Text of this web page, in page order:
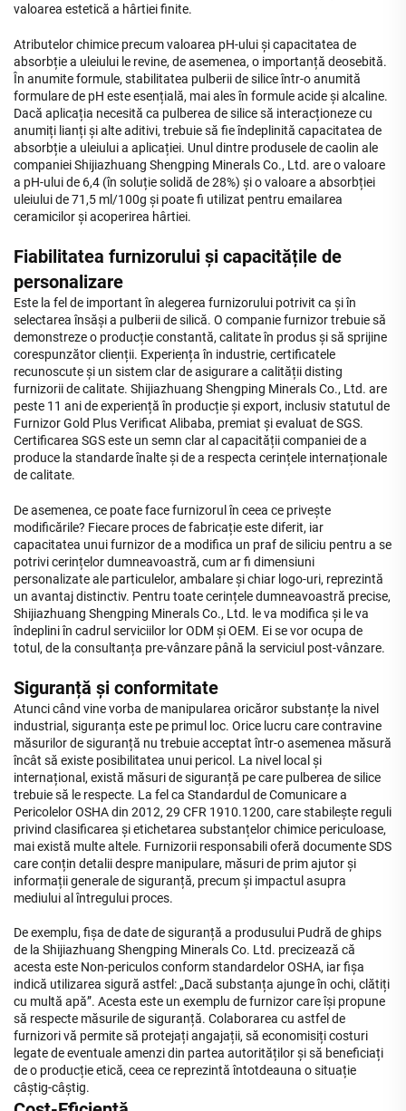
valoarea estetică a hârtiei finite.
Atributelor chimice precum valoarea pH-ului și capacitatea de
absorbție a uleiului le revine, de asemenea, o importanță deosebită.
În anumite formule, stabilitatea pulberii de silice într-o anumită
formulare de pH este esențială, mai ales în formule acide și alcaline.
Dacă aplicația necesită ca pulberea de silice să interacționeze cu
anumiți lianți și alte aditivi, trebuie să fie îndeplinită capacitatea de
absorbție a uleiului a aplicației. Unul dintre produsele de caolin ale
companiei Shijiazhuang Shengping Minerals Co., Ltd. are o valoare
a pH-ului de 6,4 (în soluție solidă de 28%) și o valoare a absorbției
uleiului de 71,5 ml/100g și poate fi utilizat pentru emailarea
ceramicilor și acoperirea hârtiei.
Fiabilitatea furnizorului și capacitățile de
personalizare
Este la fel de important în alegerea furnizorului potrivit ca și în
selectarea însăși a pulberii de silică. O companie furnizor trebuie să
demonstreze o producție constantă, calitate în produs și să sprijine
corespunzător clienții. Experiența în industrie, certificatele
recunoscute și un sistem clar de asigurare a calității disting
furnizorii de calitate. Shijiazhuang Shengping Minerals Co., Ltd. are
peste 11 ani de experiență în producție și export, inclusiv statutul de
Furnizor Gold Plus Verificat Alibaba, premiat și evaluat de SGS.
Certificarea SGS este un semn clar al capacității companiei de a
produce la standarde înalte și de a respecta cerințele internaționale
de calitate.
De asemenea, ce poate face furnizorul în ceea ce privește
modificările? Fiecare proces de fabricație este diferit, iar
capacitatea unui furnizor de a modifica un praf de siliciu pentru a se
potrivi cerințelor dumneavoastră, cum ar fi dimensiuni
personalizate ale particulelor, ambalare și chiar logo-uri, reprezintă
un avantaj distinctiv. Pentru toate cerințele dumneavoastră precise,
Shijiazhuang Shengping Minerals Co., Ltd. le va modifica și le va
îndeplini în cadrul serviciilor lor ODM și OEM. Ei se vor ocupa de
totul, de la consultanța pre-vânzare până la serviciul post-vânzare.
Siguranță și conformitate
Atunci când vine vorba de manipularea oricăror substanțe la nivel
industrial, siguranța este pe primul loc. Orice lucru care contravine
măsurilor de siguranță nu trebuie acceptat într-o asemenea măsură
încât să existe posibilitatea unui pericol. La nivel local și
internațional, există măsuri de siguranță pe care pulberea de silice
trebuie să le respecte. La fel ca Standardul de Comunicare a
Pericolelor OSHA din 2012, 29 CFR 1910.1200, care stabilește reguli
privind clasificarea și etichetarea substanțelor chimice periculoase,
mai există multe altele. Furnizorii responsabili oferă documente SDS
care conțin detalii despre manipulare, măsuri de prim ajutor și
informații generale de siguranță, precum și impactul asupra
mediului al întregului proces.
De exemplu, fișa de date de siguranță a produsului Pudră de ghips
de la Shijiazhuang Shengping Minerals Co. Ltd. precizează că
acesta este Non-periculos conform standardelor OSHA, iar fișa
indică utilizarea sigură astfel: „Dacă substanța ajunge în ochi, clătiți
cu multă apă”. Acesta este un exemplu de furnizor care își propune
să respecte măsurile de siguranță. Colaborarea cu astfel de
furnizori vă permite să protejați angajații, să economisiți costuri
legate de eventuale amenzi din partea autorităților și să beneficiați
de o producție etică, ceea ce reprezintă întotdeauna o situație
câștig-câștig.